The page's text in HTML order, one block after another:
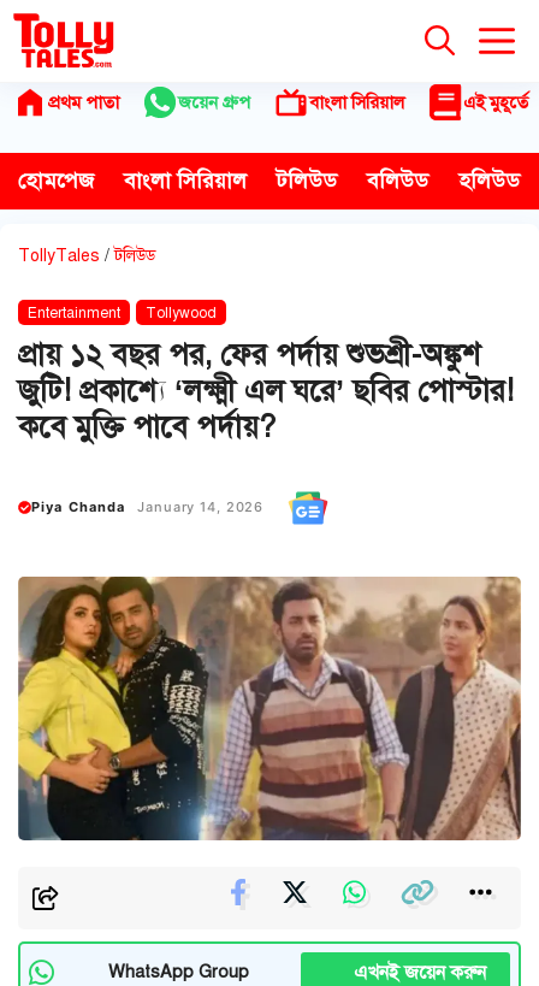
Skip
content
প্রথম পাতা জয়েন গ্রুপ বাংলা সিরিয়াল এই মুহূর্তে
হোমপেজ বাংলা সিরিয়াল টলিউড বলিউড হলিউড
TollyTales /টলিউড
Entertainment Tollywood
প্রায় ১২ বছর পর, ফের পর্দায় শুভশ্রী-অঙ্কুশ
জুটি! প্রকাশ্যে ‘লক্ষ্মী এল ঘরে’ ছবির পোস্টার!
কবে মুক্তি পাবে পর্দায়?
Piya Chanda January 14, 2026
WhatsApp Group এখনই জয়েন করুন